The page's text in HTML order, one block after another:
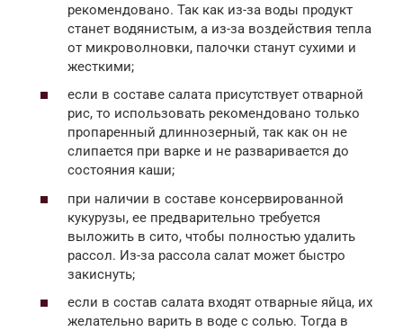
рекомендовано. Так как из-за воды продукт
станет водянистым, а из-за воздействия тепла
от микроволновки, палочки станут сухими и
жесткими;
если в составе салата присутствует отварной
рис, то использовать рекомендовано только
пропаренный длиннозерный, так как он не
слипается при варке и не разваривается до
состояния каши;
при наличии в составе консервированной
кукурузы, ее предварительно требуется
выложить в сито, чтобы полностью удалить
рассол. Из-за рассола салат может быстро
закиснуть;
если в состав салата входят отварные яйца, их
желательно варить в воде с солью. Тогда в